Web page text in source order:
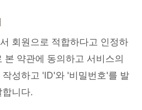
회원으로 적합하다고 인정하
본 약관에 동의하고 서비스의
성하고 'ID'와 '비밀번호'를 발
니다.